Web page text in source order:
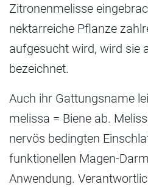
Zitronenmelisse
nektarreiche Pflanze
aufgesucht wird, wird sie
bezeichnet.
Auch ihr Gattungsname
melissa = Biene ab.
nervös bedingten
funktionellen Magen-
Anwendung.